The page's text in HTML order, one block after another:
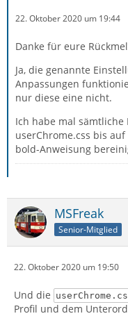
22. Oktober 2020 um 19:44
Danke für eure
Ja, die genannte
Anpassungen
nur diese eine nicht.
Ich habe mal
userChrome.css bis
bold-Anweisung
MSFreak
Senior-Mitglied
22. Oktober 2020 um 19:50
Und die
Profil und dem